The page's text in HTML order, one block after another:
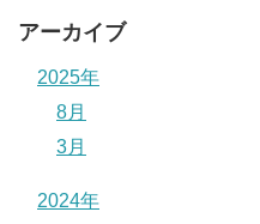
アーカイブ
2025年
8月
3月
2024年